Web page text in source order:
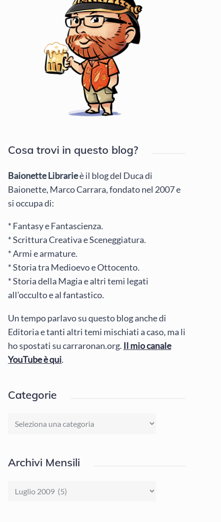
Cosa trovi in questo blog?
Baionette Librarieè il blog del Duca di
Baionette, Marco Carrara, fondato nel 2007 e
si occupa di:
* Fantasy e Fantascienza.
* Scrittura Creativa e Sceneggiatura.
* Armi e armature.
* Storia tra Medioevo e Ottocento.
* Storia della Magia e altri temi legati
all’occulto e al fantastico.
Un tempo parlavo su questo blog anche di
Editoria e tanti altri temi mischiati a caso, ma li
ho spostati su carraronan.org. Il mio canale
YouTube è qui.
Categorie
Categorie
Archivi Mensili
Archivi